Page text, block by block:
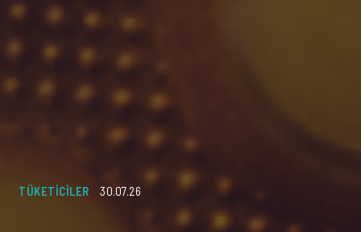
TÜKETICILER 30.07.26